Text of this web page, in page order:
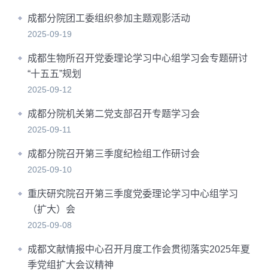
成都分院团工委组织参加主题观影活动
2025-09-19
成都生物所召开党委理论学习中心组学习会专题研讨
“十五五”规划
2025-09-12
成都分院机关第二党支部召开专题学习会
2025-09-11
成都分院召开第三季度纪检组工作研讨会
2025-09-10
重庆研究院召开第三季度党委理论学习中心组学习
（扩大）会
2025-09-08
成都文献情报中心召开月度工作会贯彻落实2025年夏
季党组扩大会议精神